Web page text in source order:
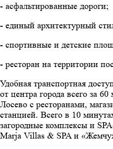
- асфальтированные дороги;
- единый архитектурный
- спортивные и детские
- ресторан на территории
Удобная транспортная
от центра города всего за
Лосево с ресторанами,
станцией. Всего в 10
загородные комплексы и
Marja Villas & SPA и